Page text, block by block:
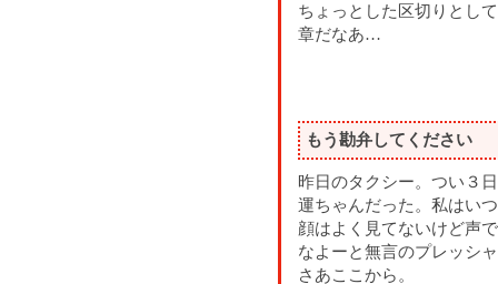
ちょっとした区切りとし
章だなあ…
もう勘弁してください
昨日のタクシー。つい３
運ちゃんだった。私はい
顔はよく見てないけど声
なよーと無言のプレッシ
さあここから。